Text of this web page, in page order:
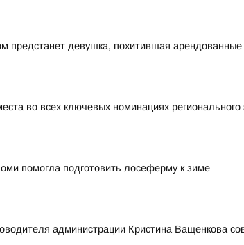
предстанет девушка, похитившая арендованные
во всех ключевых номинациях
помогла подготовить лосеферму к зиме
администрации Кристина Ващенкова